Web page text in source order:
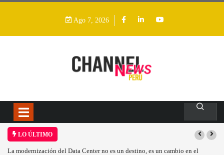
Ago 7, 2026
LO ÚLTIMO
cambio en el Los ingresos por semiconductores aumentarán más de un 94